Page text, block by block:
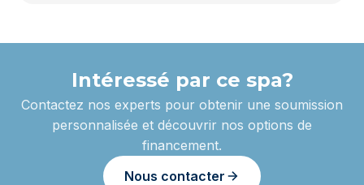
Intéressé par ce spa?
Contactez nos experts pour obtenir une soumission
personnalisée et découvrir nos options de
financement.
Nous contacter